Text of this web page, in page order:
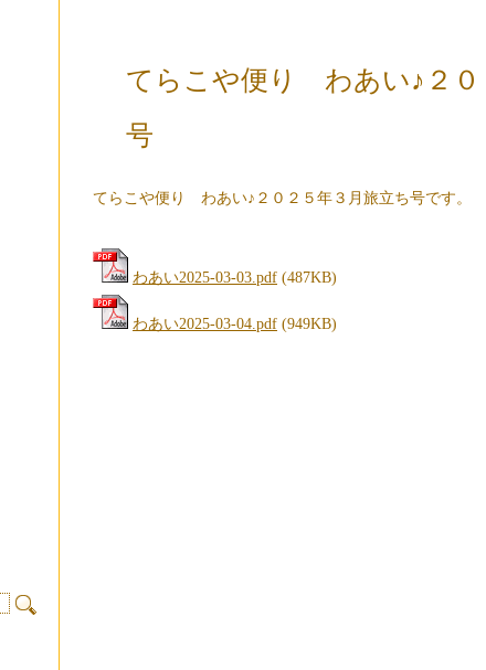
てらこや便り わあい♪２０
号
てらこや便り わあい♪２０２５年３月旅立ち号です。
わあい2025-03-03.pdf (487KB)
わあい2025-03-04.pdf (949KB)